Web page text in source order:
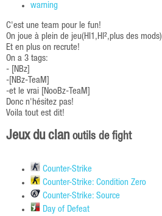
warning
C'est une team pour le fun!
On joue à plein de jeu(Hl1,Hl²,plus des mods)
Et en plus on recrute!
On a 3 tags:
- [NBz]
-[NBz-TeaM]
-et le vrai [NooBz-TeaM]
Donc n'hésitez pas!
Voila tout est dit!
Jeux du clan outils de fight
Counter-Strike
Counter-Strike: Condition Zero
Counter-Strike: Source
Day of Defeat